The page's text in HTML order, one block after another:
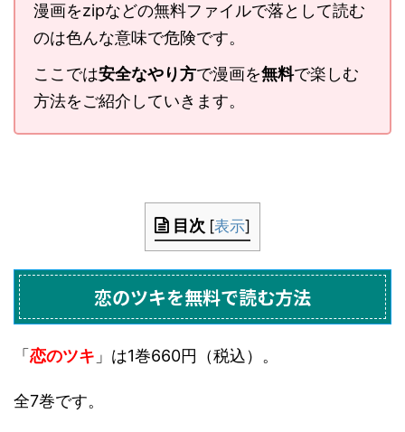
漫画をzipなどの無料ファイルで落として読む
のは色んな意味で危険です。
ここでは安全なやり方で漫画を無料で楽しむ
方法をご紹介していきます。
目次 [表示]
恋のツキを無料で読む方法
「 恋のツキ 」は1巻660円（税込）。
全7巻です。